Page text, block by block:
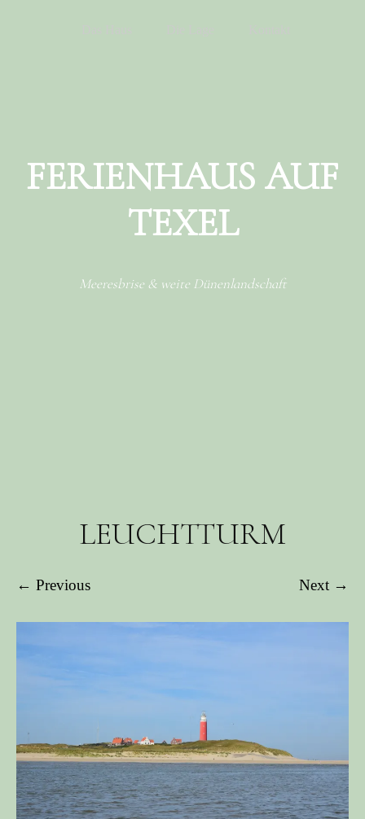
FERIENHAUS AUF
TEXEL
Meeresbrise & weite Dünenlandschaft
LEUCHTTURM
← Previous Next →